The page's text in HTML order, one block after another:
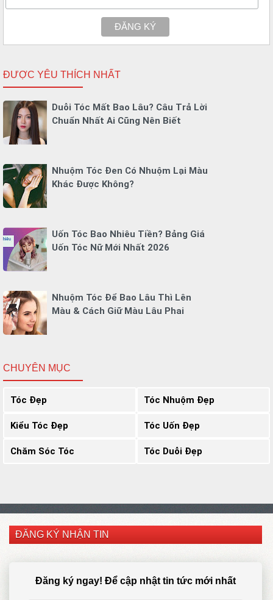
ĐƯỢC YÊU THÍCH NHẤT
Duỗi Tóc Mất Bao Lâu? Câu Trả Lời
Chuẩn Nhất Ai Cũng Nên Biết
Nhuộm Tóc Đen Có Nhuộm Lại Màu
Khác Được Không?
Uốn Tóc Bao Nhiêu Tiền? Bảng Giá
Uốn Tóc Nữ Mới Nhất 2026
Nhuộm Tóc Để Bao Lâu Thì Lên
Màu & Cách Giữ Màu Lâu Phai
CHUYÊN MỤC
Tóc Đẹp Tóc Nhuộm Đẹp
Kiểu Tóc Đẹp Tóc Uốn Đẹp
Chăm Sóc Tóc Tóc Duỗi Đẹp
ĐĂNG KÝ NHẬN TIN
Đăng ký ngay! Để cập nhật tin tức mới nhất